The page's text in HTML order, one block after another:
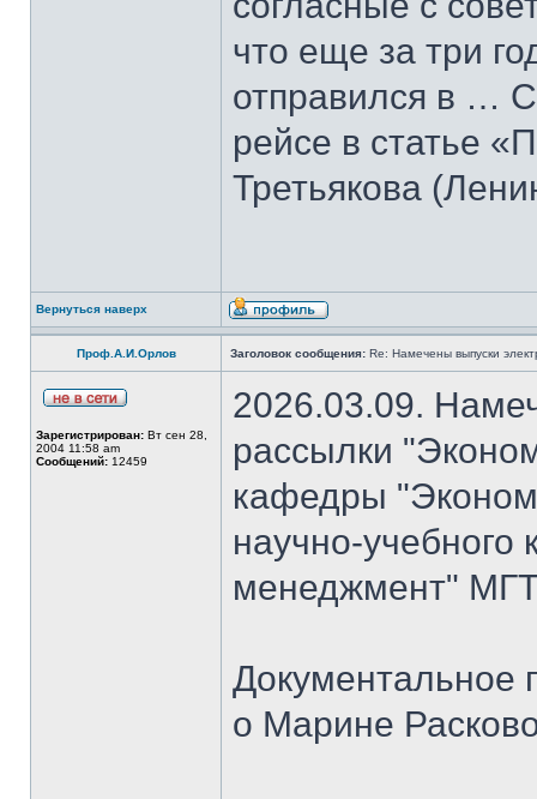
что еще за три
отправился в …
рейсе в статье
Третьякова
Вернуться наверх
Проф.А.И.Орлов Заголовок сообщения: Re: Намечены выпуски
Зарегистрирован: Вт сен 28,
2004 11:58 am
Сообщений: 12459
2026.03.09.
рассылки
кафедры
научно-
менеджмент"
Документальное
о Марине